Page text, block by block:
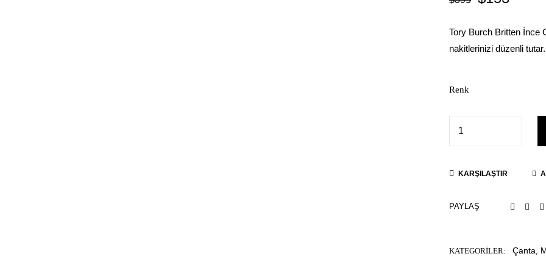
Tory Burch Britten İnce
nakitlerinizi düzenli
Renk
KARŞILAŞTIR
PAYLAŞ
KATEGORILER: Çanta,